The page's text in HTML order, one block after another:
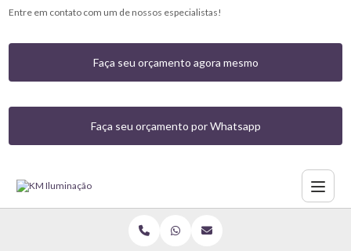
Entre em contato com um de nossos especialistas!
Faça seu orçamento agora mesmo
Faça seu orçamento por Whatsapp